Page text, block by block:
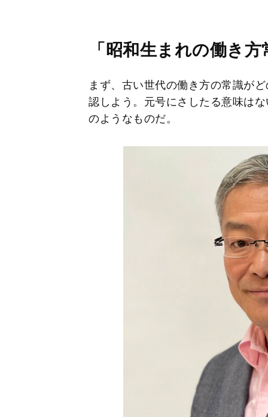
「昭和生まれの働き
まず、古い世代の働き方の常識が
認しよう。元号にさしたる意味は
のようなものだ。